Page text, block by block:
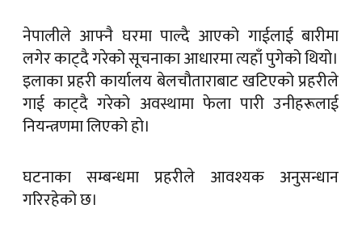
नेपालीले आफ्नै घरमा पाल्दै आएको गाईलाई बारीमा
लगेर काट्दै गरेको सूचनाका आधारमा त्यहाँ पुगेको थियो।
इलाका प्रहरी कार्यालय बेलचौताराबाट खटिएको प्रहरीले
गाई काट्दै गरेको अवस्थामा फेला पारी उनीहरूलाई
नियन्त्रणमा लिएको हो।
घटनाका सम्बन्धमा प्रहरीले आवश्यक अनुसन्धान
गरिरहेको छ।